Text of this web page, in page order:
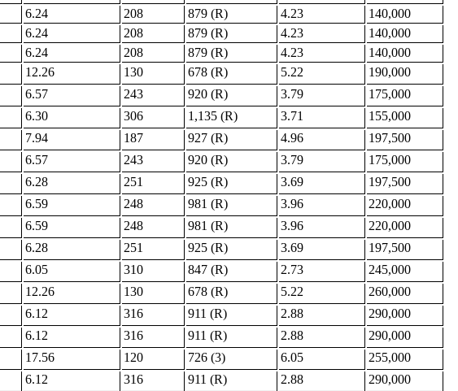
6.24 208 879 (R) 4.23
140,000
6.24 208 879 (R) 4.23
140,000
6.24 208 879 (R) 4.23
140,000
12.26 130 678 (R) 5.22
190,000
6.57 243 920 (R) 3.79
175,000
6.30 306 1,135 (R) 3.71
155,000
7.94 187 927 (R) 4.96
197,500
6.57 243 920 (R) 3.79
175,000
6.28 251 925 (R) 3.69
197,500
6.59 248 981 (R) 3.96
220,000
6.59 248 981 (R) 3.96
220,000
6.28 251 925 (R) 3.69
197,500
6.05 310 847 (R) 2.73
245,000
12.26 130 678 (R) 5.22
260,000
6.12 316 911 (R) 2.88
290,000
6.12 316 911 (R) 2.88
290,000
17.56 120 726 (3) 6.05
255,000
6.12 316 911 (R) 2.88
290,000